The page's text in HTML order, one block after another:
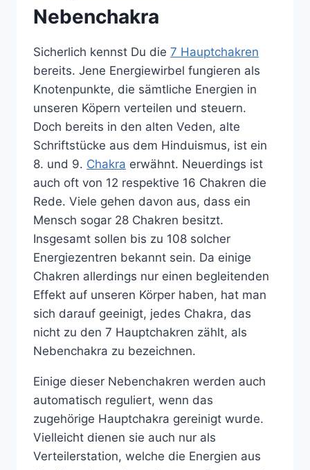
Nebenchakra
Sicherlich kennst Du die 7 Hauptchakren
bereits. Jene Energiewirbel fungieren als
Knotenpunkte, die sämtliche Energien in
unseren Köpern verteilen und steuern.
Doch bereits in den alten Veden, alte
Schriftstücke aus dem Hinduismus, ist ein
8. und 9. Chakra erwähnt. Neuerdings ist
auch oft von 12 respektive 16 Chakren die
Rede. Viele gehen davon aus, dass ein
Mensch sogar 28 Chakren besitzt.
Insgesamt sollen bis zu 108 solcher
Energiezentren bekannt sein. Da einige
Chakren allerdings nur einen begleitenden
Effekt auf unseren Körper haben, hat man
sich darauf geeinigt, jedes Chakra, das
nicht zu den 7 Hauptchakren zählt, als
Nebenchakra zu bezeichnen.
Einige dieser Nebenchakren werden auch
automatisch reguliert, wenn das
zugehörige Hauptchakra gereinigt wurde.
Vielleicht dienen sie auch nur als
Verteilerstation, welche die Energien aus